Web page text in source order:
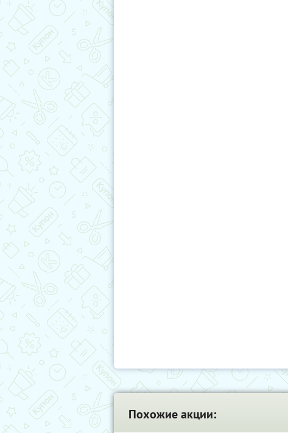
Похожие акции: